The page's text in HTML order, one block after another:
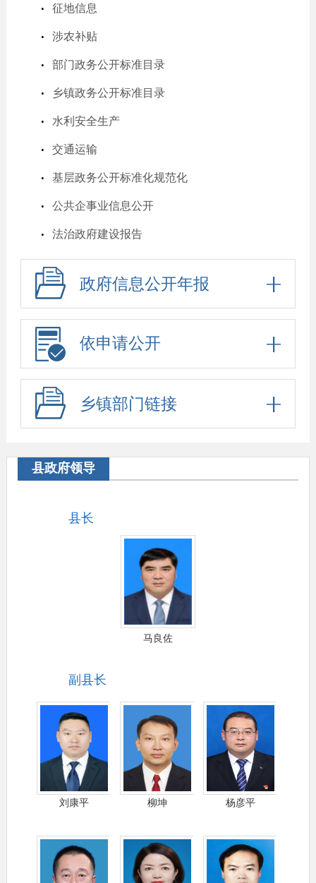
征地信息
涉农补贴
部门政务公开标准目录
乡镇政务公开标准目录
水利安全生产
交通运输
基层政务公开标准化规范化
公共企事业信息公开
法治政府建设报告
政府信息公开年报
依申请公开
乡镇部门链接
县政府领导
县长
马良佐
副县长
刘康平 柳坤 杨彦平